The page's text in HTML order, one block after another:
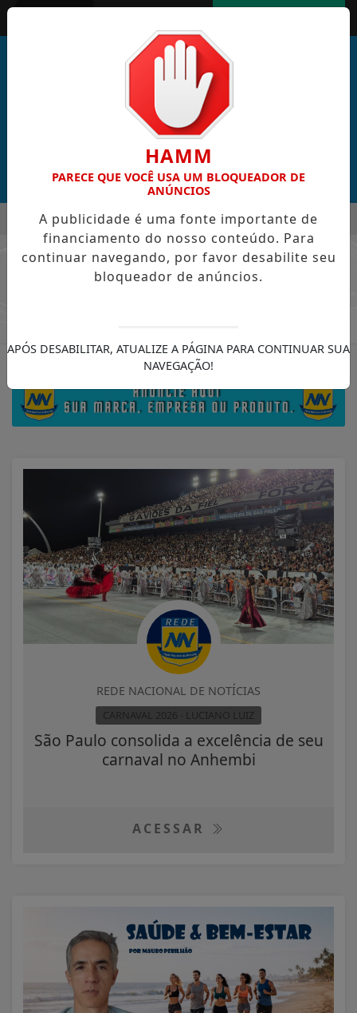
DE CABO VERDE VENCE ELEIÇÃO DO GOL MAIS
EM ALTA
MENU
/ COLUNAS
REDE NACIONAL DE NOTÍCIAS
CARNAVAL 2026 - LUCIANO LUIZ
São Paulo consolida a excelência de seu
carnaval no Anhembi
ACESSAR
HAMM
PARECE QUE VOCÊ USA UM BLOQUEADOR DE
ANÚNCIOS
A publicidade é uma fonte importante de
financiamento do nosso conteúdo. Para
continuar navegando, por favor desabilite seu
bloqueador de anúncios.
APÓS DESABILITAR, ATUALIZE A PÁGINA PARA CONTINUAR SUA
NAVEGAÇÃO!